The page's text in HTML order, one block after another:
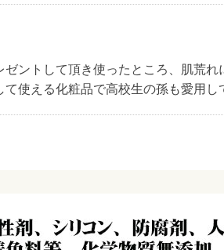
ゼントして頂き使ったところ、肌荒
使える化粧品で高校生の孫も愛用し